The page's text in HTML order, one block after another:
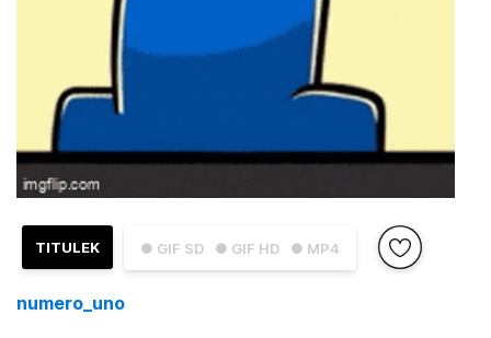
● GIF SD ● GIF HD ● MP4
TITULEK
numero_uno